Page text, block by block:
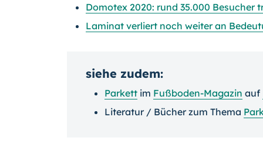
Domotex 2020: rund 35.000 Besucher
Laminat verliert noch weiter an
siehe zudem:
Parkett im Fußboden-Magazin auf
Literatur / Bücher zum Thema